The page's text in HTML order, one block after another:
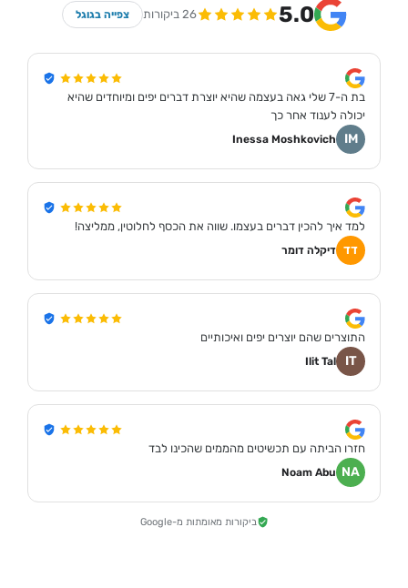
5.0 26 ביקורות צפייה בגוגל
בת ה-7 שלי גאה בעצמה שהיא יוצרת דברים יפים ומיוחדים שהיא
יכולה לענוד אחר כך
IM
Inessa Moshkovich
למד איך להכין דברים בעצמו. שווה את הכסף לחלוטין, ממליצה!
דד דיקלה דומר
התוצרים שהם יוצרים יפים ואיכותיים
IT
Ilit Tal
חזרו הביתה עם תכשיטים מהממים שהכינו לבד
NA
Noam Abu
ביקורות מאומתות מ-Google